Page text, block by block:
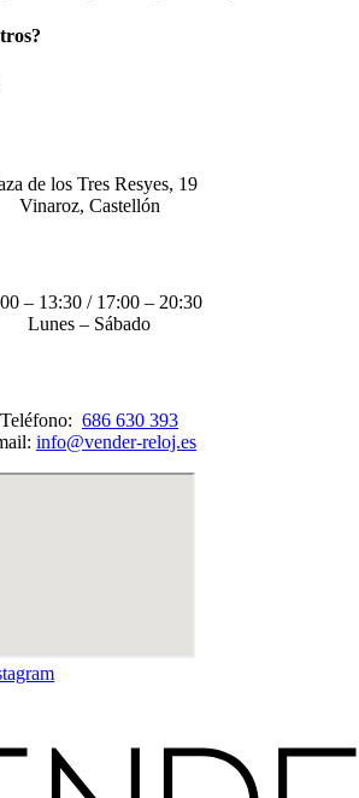
de los Tres Resyes, 19
Vinaroz, Castellón
– 13:30 / 17:00 – 20:30
Lunes – Sábado
Teléfono: 686 630 393
info@vender-reloj.es